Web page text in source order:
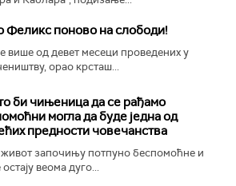
Феликс поново на слободи!
више од девет месеци проведених у
орао крсташ...
би чињеница да се рађамо
могла да буде једна од
предности човечанства
започињу потпуно беспомоћне и
остају веома дуго...